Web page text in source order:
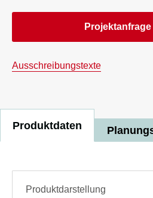
Ausschreibungstexte
Produktdaten
Produktdarstellung